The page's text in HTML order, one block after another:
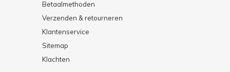
Betaalmethoden
Verzenden & retourneren
Klantenservice
Sitemap
Klachten